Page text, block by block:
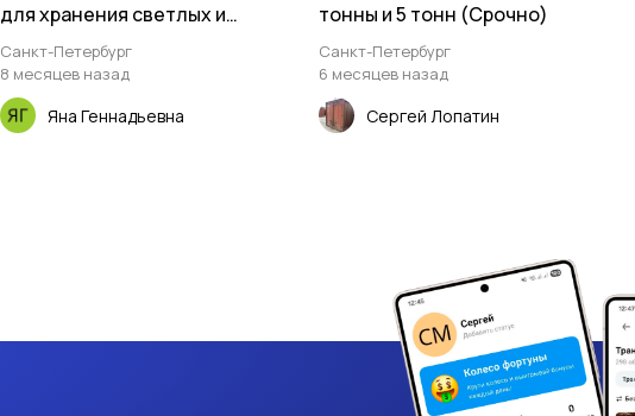
для хранения светлых и
темных нефтепродуктов (РГС)
Санкт-Петербург
8 месяцев назад
Яна Геннадьевна
тонны и 5 тонн (Срочно)
Санкт-Петербург
6 месяцев назад
Сергей Лопатин